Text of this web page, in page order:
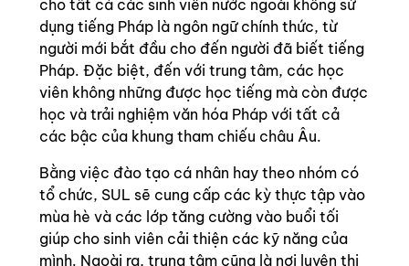
cho tất cả các sinh viên nước ngoài không sử
dụng tiếng Pháp là ngôn ngữ chính thức, từ
người mới bắt đầu cho đến người đã biết tiếng
Pháp. Đặc biệt, đến với trung tâm, các học
viên không những được học tiếng mà còn được
học và trải nghiệm văn hóa Pháp với tất cả
các bậc của khung tham chiếu châu Âu.
Bằng việc đào tạo cá nhân hay theo nhóm có
tổ chức, SUL sẽ cung cấp các kỳ thực tập vào
mùa hè và các lớp tăng cường vào buổi tối
giúp cho sinh viên cải thiện các kỹ năng của
mình. Ngoài ra, trung tâm cũng là nơi luyện thi